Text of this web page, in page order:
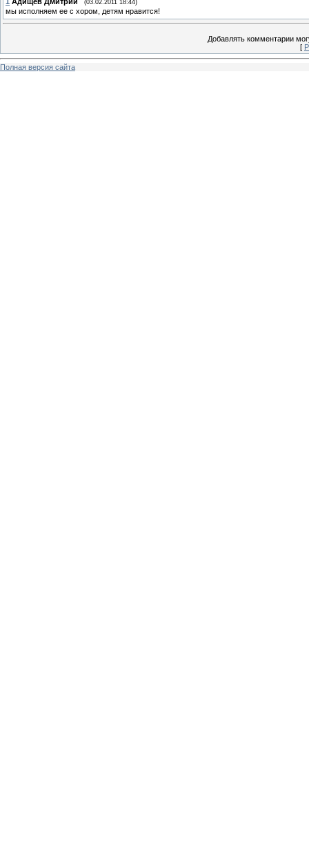
(03.02.2011 18:44)
мы исполняем ее с хором, детям нравится!
Добавлять комментарии
[
Полная версия сайта